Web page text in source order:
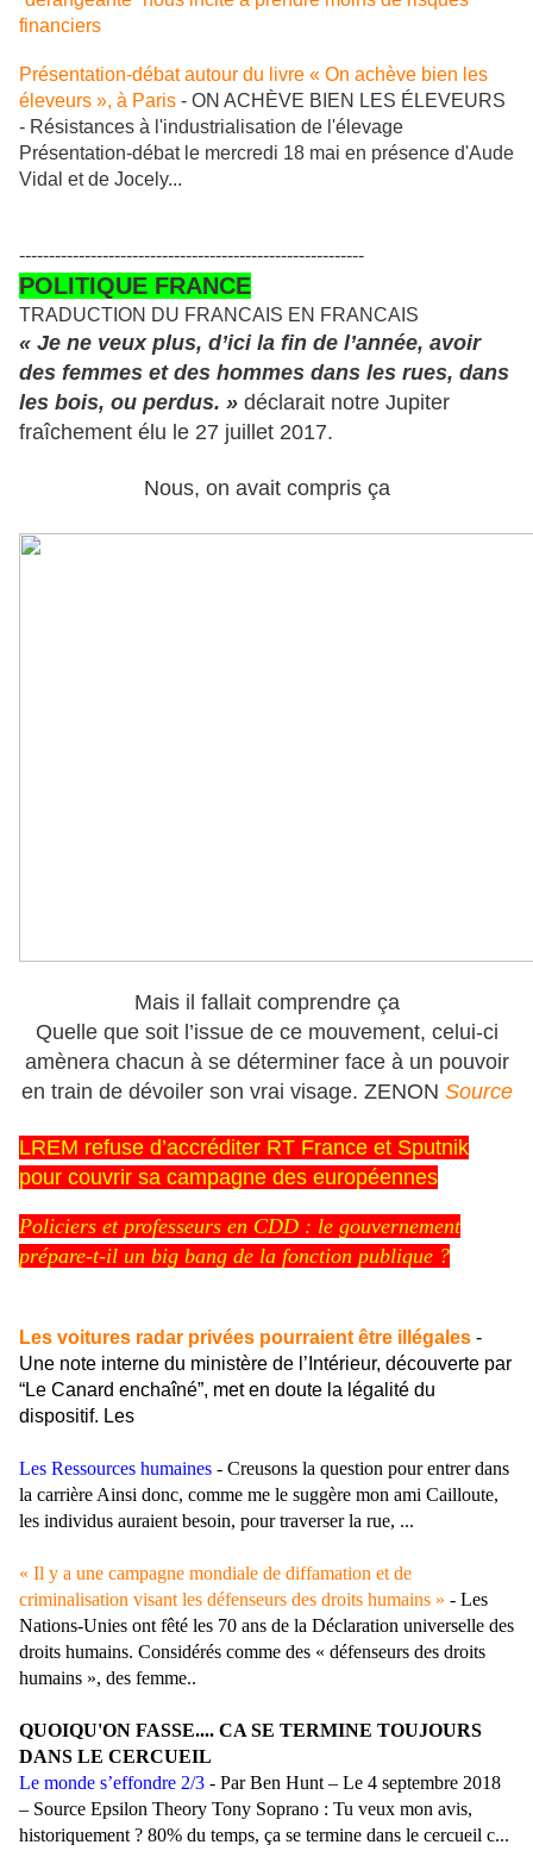
financiers
Présentation-débat autour du livre « On achève bien les
éleveurs », à Paris - ON ACHÈVE BIEN LES ÉLEVEURS
- Résistances à l'industrialisation de l'élevage
Présentation-débat le mercredi 18 mai en présence d'Aude
Vidal et de Jocely...
----------------------------------------------------------
POLITIQUE FRANCE
TRADUCTION DU FRANCAIS EN FRANCAIS
« Je ne veux plus, d’ici la fin de l’année, avoir
des femmes et des hommes dans les rues, dans
les bois, ou perdus. » déclarait notre Jupiter
fraîchement élu le 27 juillet 2017.
Nous, on avait compris ça
Mais il fallait comprendre ça
Quelle que soit l’issue de ce mouvement, celui-ci
amènera chacun à se déterminer face à un pouvoir
en train de dévoiler son vrai visage. ZENON Source
LREM refuse d’accréditer RT France et Sputnik
pour couvrir sa campagne des européennes
Policiers et professeurs en CDD : le gouvernement
prépare-t-il un big bang de la fonction publique ?
Les voitures radar privées pourraient être illégales -
Une note interne du ministère de l’Intérieur, découverte par
“Le Canard enchaîné”, met en doute la légalité du
dispositif. Les
Les Ressources humaines - Creusons la question pour entrer dans
la carrière Ainsi donc, comme me le suggère mon ami Cailloute,
les individus auraient besoin, pour traverser la rue, ...
« Il y a une campagne mondiale de diffamation et de
criminalisation visant les défenseurs des droits humains » - Les
Nations-Unies ont fêté les 70 ans de la Déclaration universelle des
droits humains. Considérés comme des « défenseurs des droits
humains », des femme..
QUOIQU'ON FASSE.... CA SE TERMINE TOUJOURS
DANS LE CERCUEIL
Le monde s’effondre 2/3 - Par Ben Hunt – Le 4 septembre 2018
– Source Epsilon Theory Tony Soprano : Tu veux mon avis,
historiquement ? 80% du temps, ça se termine dans le cercueil c...